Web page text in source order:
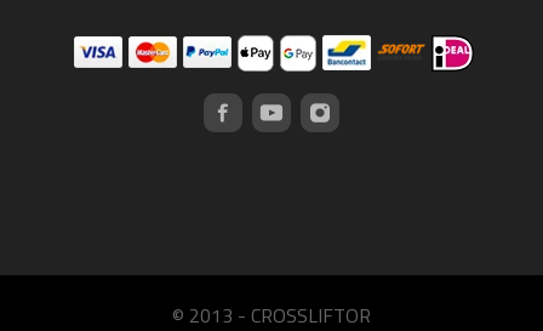
© 2013 - CROSSLIFTOR